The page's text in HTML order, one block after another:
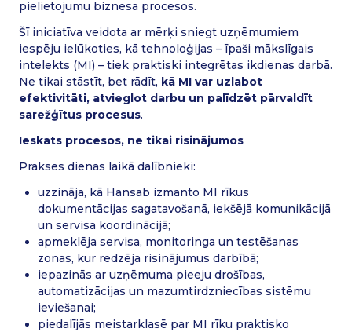
pielietojumu biznesa procesos.
Šī iniciatīva veidota ar mērķi sniegt uzņēmumiem
iespēju ielūkoties, kā tehnoloģijas – īpaši mākslīgais
intelekts (MI) – tiek praktiski integrētas ikdienas darbā.
Ne tikai stāstīt, bet rādīt, kā MI var uzlabot
efektivitāti, atvieglot darbu un palīdzēt pārvaldīt
sarežģītus procesus.
Ieskats procesos, ne tikai risinājumos
Prakses dienas laikā dalībnieki:
uzzināja, kā Hansab izmanto MI rīkus
dokumentācijas sagatavošanā, iekšējā komunikācijā
un servisa koordinācijā;
apmeklēja servisa, monitoringa un testēšanas
zonas, kur redzēja risinājumus darbībā;
iepazinās ar uzņēmuma pieeju drošības,
automatizācijas un mazumtirdzniecības sistēmu
ieviešanai;
piedalījās meistarklasē par MI rīku praktisko